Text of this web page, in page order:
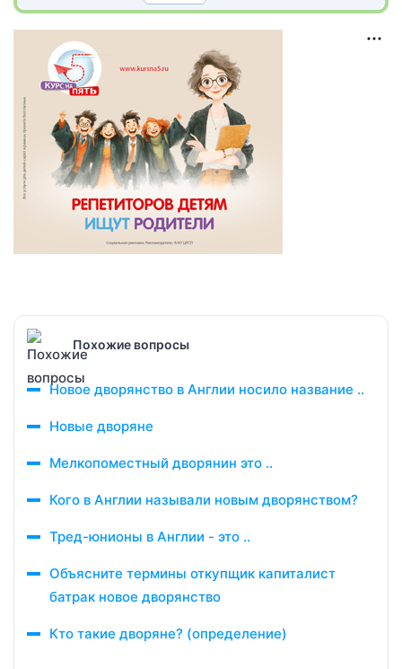
Похожие вопросы
Новое дворянство в Англии носило название ..
Новые дворяне
Мелкопоместный дворянин это ..
Кого в Англии называли новым дворянством?
Тред-юнионы в Англии - это ..
Объясните термины откупщик капиталист
батрак новое дворянство
Кто такие дворяне? (определение)